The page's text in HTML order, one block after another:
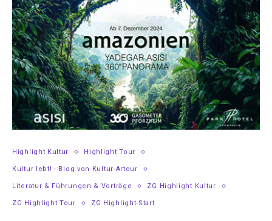
Highlight Kultur Highlight Tour
Kultur lebt! - Blog von Kultur-Artour
Literatur & Führungen & Vorträge ZG Highlight Kultur
ZG Highlight Tour ZG Highlight-Start